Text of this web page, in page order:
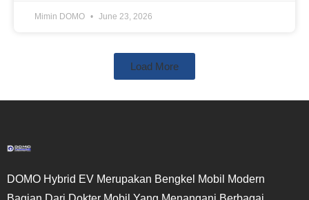
Mimin DOMO June 23, 2026
Load More
DOMO Hybrid EV Merupakan Bengkel Mobil Modern